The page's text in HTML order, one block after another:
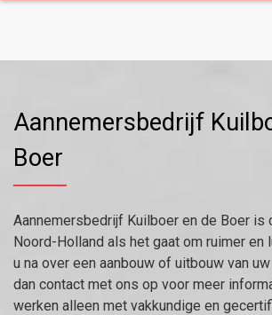
Aannemersbedrijf
Boer
Aannemersbedrijf Kuilboer en de Boer is
Noord-Holland als het gaat om ruimer en
u na over een aanbouw of uitbouw van
dan contact met ons op voor meer
werken alleen met vakkundige en